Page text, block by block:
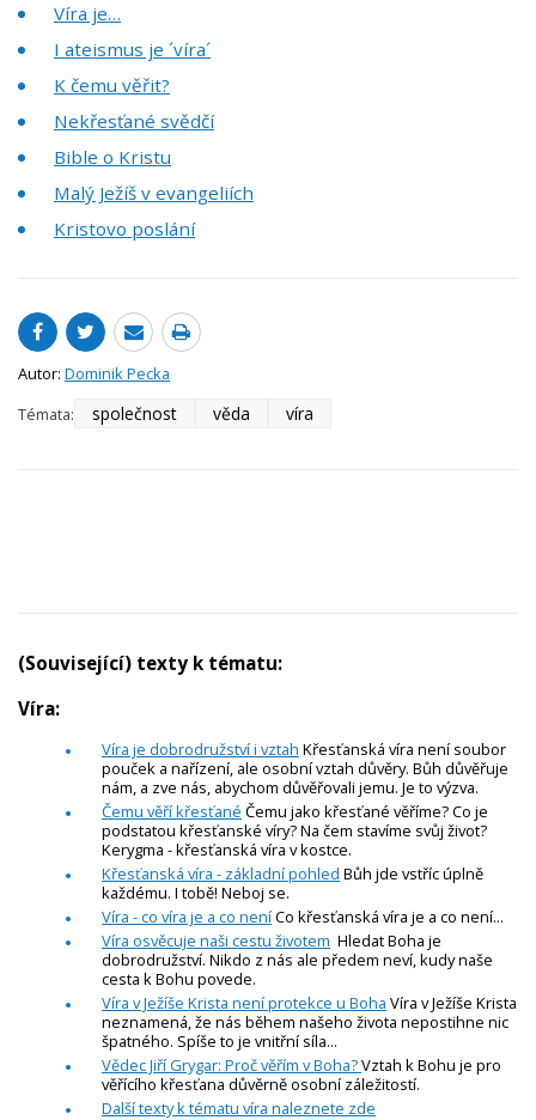
Víra je…
I ateismus je ´víra´
K čemu věřit?
Nekřesťané svědčí
Bible o Kristu
Malý Ježíš v evangeliích
Kristovo poslání
Autor: Dominik Pecka
Témata:
společnost věda víra
(Související) texty k tématu:
Víra:
Víra je dobrodružství i vztah Křesťanská víra není soubor
pouček a nařízení, ale osobní vztah důvěry. Bůh důvěřuje
nám, a zve nás, abychom důvěřovali jemu. Je to výzva.
Čemu věří křesťané Čemu jako křesťané věříme? Co je
podstatou křesťanské víry? Na čem stavíme svůj život?
Kerygma - křesťanská víra v kostce.
Křesťanská víra - základní pohled Bůh jde vstříc úplně
každému. I tobě! Neboj se.
Víra - co víra je a co neníCo křesťanská víra je a co není...
Víra osvěcuje naši cestu životem Hledat Boha je
dobrodružství. Nikdo z nás ale předem neví, kudy naše
cesta k Bohu povede.
Víra v Ježíše Krista není protekce u Boha Víra v Ježíše Krista
neznamená, že nás během našeho života nepostihne nic
špatného. Spíše to je vnitřní síla...
Vědec Jiří Grygar: Proč věřím v Boha?Vztah k Bohu je pro
věřícího křesťana důvěrně osobní záležitostí.
Další texty k tématu víra naleznete zde